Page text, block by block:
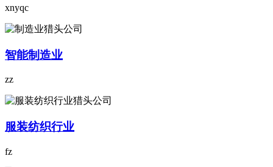
xnyqc
智能制造业
zz
服装纺织行业
fz